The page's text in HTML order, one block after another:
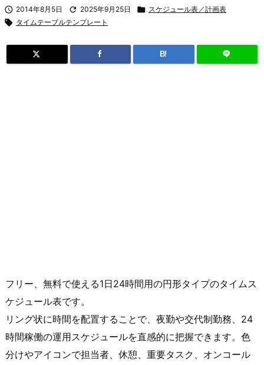
 2014年8月5日  2025年9月25日  スケジュール表／計画表
 タイムテーブルテンプレート
B!
フリー、無料で使える1日24時間用の円形タイプのタイムス
ケジュール表です。
リング状に時間を配置することで、夜勤や交代制勤務、24
時間稼働の運用スケジュールを直感的に把握できます。色
分けやアイコンで担当者、休憩、重要タスク、オンコール